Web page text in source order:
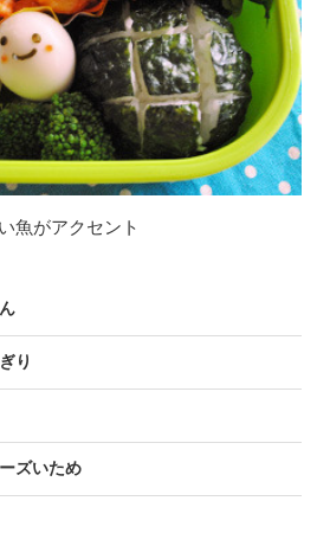
魚がアクセント
り
ズいため